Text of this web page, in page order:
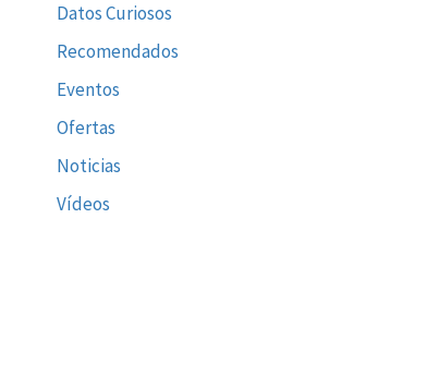
Datos Curiosos
Recomendados
Eventos
Ofertas
Noticias
Vídeos